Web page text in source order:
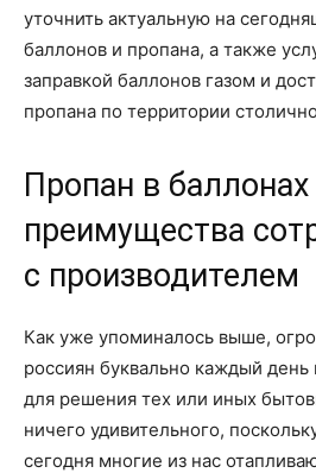
уточнить актуальную на
баллонов и пропана, а также
заправкой баллонов газом и
пропана по территории
Пропан в
преимущества
с производителем
Как уже упоминалось выше,
россиян буквально каждый день
для решения тех или иных
ничего удивительного,
сегодня многие из нас